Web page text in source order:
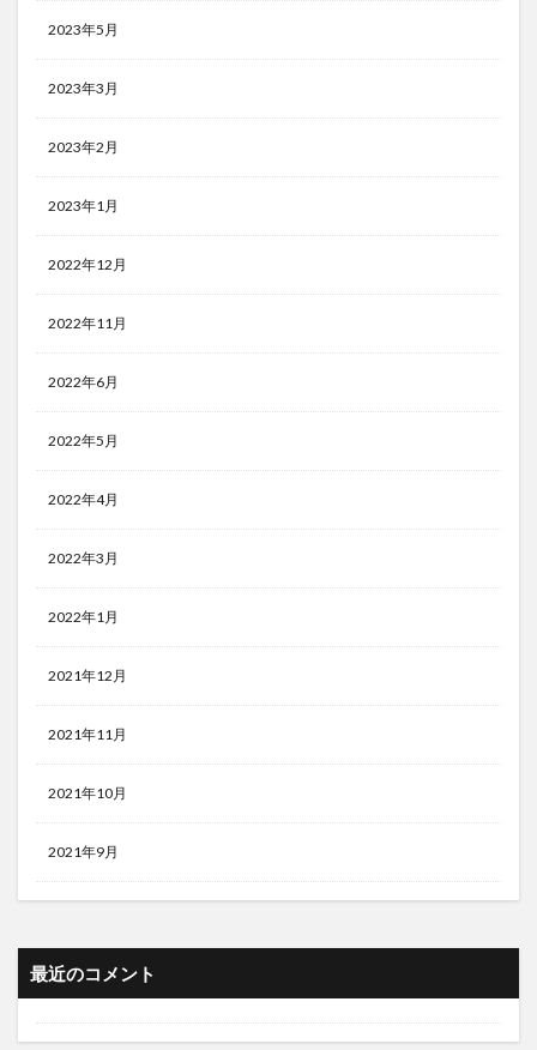
2023年5月
2023年3月
2023年2月
2023年1月
2022年12月
2022年11月
2022年6月
2022年5月
2022年4月
2022年3月
2022年1月
2021年12月
2021年11月
2021年10月
2021年9月
最近のコメント